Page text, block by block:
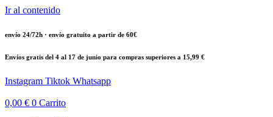
Ir al contenido
envío 24/72h · envío gratuito a partir de 60€
Envíos gratis del 4 al 17 de junio para compras superiores a 15,99 €
Instagram Tiktok Whatsapp
0,00 € 0 Carrito